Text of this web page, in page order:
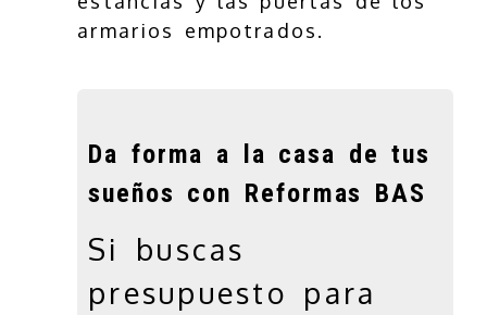
armarios empotrados.
Da forma a la casa de tus
sueños con Reformas BAS
jumbotron
Si buscas
presupuesto para